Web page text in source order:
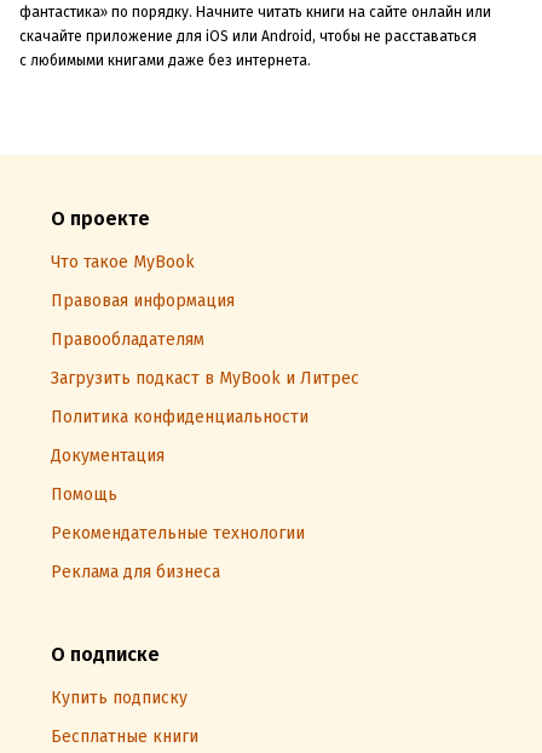
фантастика» по порядку. Начните читать книги на сайте онлайн или
скачайте приложение для iOS или Android, чтобы не расставаться
с любимыми книгами даже без интернета.
О проекте
Что такое MyBook
Правовая информация
Правообладателям
Загрузить подкаст в MyBook и Литрес
Политика конфиденциальности
Документация
Помощь
Рекомендательные технологии
Реклама для бизнеса
О подписке
Купить подписку
Бесплатные книги